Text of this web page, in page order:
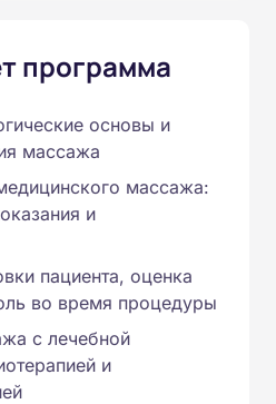
программа
основы и
массажа
массажа:
и
пациента, оценка
во время процедуры
с лечебной
и